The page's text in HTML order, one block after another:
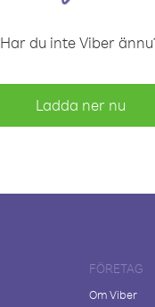
Har du inte Viber
Ladda ner nu
FÖRETAG
Om Viber